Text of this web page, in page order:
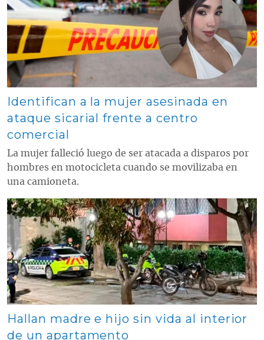
Identifican a la mujer asesinada en
ataque sicarial frente a centro
comercial
La mujer falleció luego de ser atacada a disparos por
hombres en motocicleta cuando se movilizaba en
una camioneta.
Contenido multimedia principal
Hallan madre e hijo sin vida al interior
de un apartamento